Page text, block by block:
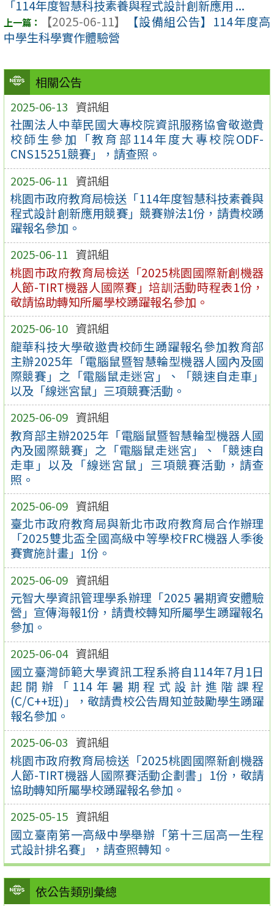
相關公告
2025-06-13 資訊組
社團法人中華民國大專校院資訊服務協會敬邀貴
校師生參加「教育部114年度大專校院ODF-
CNS15251競賽」，請查照。
2025-06-11 資訊組
桃園市政府教育局檢送「114年度智慧科技素養與
程式設計創新應用競賽」競賽辦法1份，請貴校踴
躍報名參加。
2025-06-11 資訊組
桃園市政府教育局檢送「2025桃園國際新創機器
人節-TIRT機器人國際賽」培訓活動時程表1份，
敬請協助轉知所屬學校踴躍報名參加。
2025-06-10 資訊組
龍華科技大學敬邀貴校師生踴躍報名參加教育部
主辦2025年「電腦鼠暨智慧輪型機器人國內及國
際競賽」之「電腦鼠走迷宮」、「競速自走車」
以及「線迷宮鼠」三項競賽活動。
2025-06-09 資訊組
教育部主辦2025年「電腦鼠暨智慧輪型機器人國
內及國際競賽」之「電腦鼠走迷宮」、「競速自
走車」以及「線迷宮鼠」三項競賽活動，請查
照。
2025-06-09 資訊組
臺北市政府教育局與新北市政府教育局合作辦理
「2025雙北盃全國高級中等學校FRC機器人季後
賽實施計畫」1份。
2025-06-09 資訊組
元智大學資訊管理學系辦理「2025 暑期資安體驗
營」宣傳海報1份，請貴校轉知所屬學生踴躍報名
參加。
2025-06-04 資訊組
國立臺灣師範大學資訊工程系將自114年7月1日
起開辦「114年暑期程式設計進階課程
(C/C++班)」，敬請貴校公告周知並鼓勵學生踴躍
報名參加。
2025-06-03 資訊組
桃園市政府教育局檢送「2025桃園國際新創機器
人節-TIRT機器人國際賽活動企劃書」1份，敬請
協助轉知所屬學校踴躍報名參加。
2025-05-15 資訊組
國立臺南第一高級中學舉辦「第十三屆高一生程
式設計排名賽」，請查照轉知。
依公告類別彙總
「114年度智慧科技素養與程式設計創新應用 ...
【2025-06-11】
【設備組公告】114年度高
中學生科學實作體驗營